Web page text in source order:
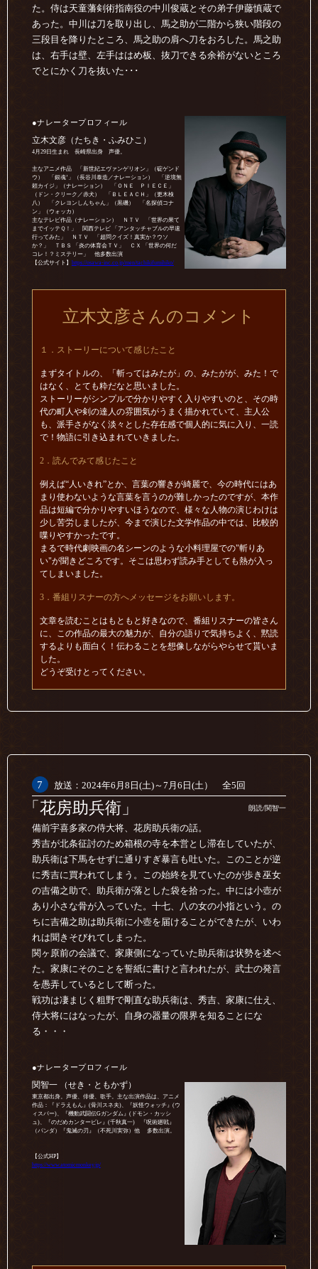
た。侍は天童藩剣術指南役の中川俊蔵とその弟子伊藤慎蔵で
あった。中川は刀を取り出し、馬之助が二階から狭い階段の
三段目を降りたところ、馬之助の肩へ刀をおろした。馬之助
は、右手は壁、左手ははめ板、抜刀できる余裕がないところ
でとにかく刀を抜いた･･･
●ナレータープロフィール
立木文彦（たちき・ふみひこ）
4月29日生まれ 長崎県出身 声優。
主なアニメ作品 「新世紀エヴァンゲリオン」（碇ゲンド
ウ） 「銀魂’」（長谷川泰造／ナレーション） 「逆境無
頼カイジ」（ナレーション） 「ＯＮＥ ＰＩＥＣＥ」
（ドン・クリーク／赤犬） 「ＢＬＥＡＣＨ」（更木検
八） 「クレヨンしんちゃん」（黒磯） 「名探偵コナ
ン」（ウォッカ）
主なテレビ作品（ナレーション） ＮＴＶ 「世界の果て
までイッテＱ！」 関西テレビ 「アンタッチャブルの早速
行ってみた」 ＮＴＶ 「超問クイズ！真実か？ウソ
か？」 ＴＢＳ 「炎の体育会ＴＶ」 ＣＸ 「世界の何だ
コレ！？ミステリー」 他多数出演
【公式サイト】 https://osawa-inc.co.jp/men/tachikifumihiko/
立木文彦さんのコメント
１．ストーリーについて感じたこと
まずタイトルの、「斬ってはみたが」の、みたがが、みた！で
はなく、とても粋だなと思いました。
ストーリーがシンプルで分かりやすく入りやすいのと、その時
代の町人や剣の達人の雰囲気がうまく描かれていて、主人公
も、派手さがなく淡々とした存在感で個人的に気に入り、一読
で！物語に引き込まれていきました。
2．読んでみて感じたこと
例えば“人いきれ”とか、言葉の響きが綺麗で、今の時代にはあ
まり使わないような言葉を言うのが難しかったのですが、本作
品は短編で分かりやすいほうなので、様々な人物の演じわけは
少し苦労しましたが、今まで演じた文学作品の中では、比較的
喋りやすかったです。
まるで時代劇映画の名シーンのような小料理屋での"斬りあ
い"が聞きどころです。そこは思わず読み手としても熱が入っ
てしまいました。
3．番組リスナーの方へメッセージをお願いします。
文章を読むことはもともと好きなので、番組リスナーの皆さん
に、この作品の最大の魅力が、自分の語りで気持ちよく、黙読
するよりも面白く！伝わることを想像しながらやらせて貰いま
した。
どうぞ受けとってください。
7 放送：2024年6月8日(土)～7月6日(土） 全5回
「花房助兵衛」 朗読/関智一
備前宇喜多家の侍大将、花房助兵衛の話。
秀吉が北条征討のため箱根の寺を本営とし滞在していたが、
助兵衛は下馬をせずに通りすぎ暴言も吐いた。このことが逆
に秀吉に買われてしまう。この始終を見ていたのが歩き巫女
の吉備之助で、助兵衛が落とした袋を拾った。中には小壺が
あり小さな骨が入っていた。十七、八の女の小指という。の
ちに吉備之助は助兵衛に小壺を届けることができたが、いわ
れは聞きそびれてしまった。
関ヶ原前の会議で、家康側になっていた助兵衛は状勢を述べ
た。家康にそのことを誓紙に書けと言われたが、武士の発言
を愚弄しているとして断った。
戦功は凄まじく粗野で剛直な助兵衛は、秀吉、家康に仕え、
侍大将にはなったが、自身の器量の限界を知ることにな
る・・・
●ナレータープロフィール
関智一 （せき・ともかず）
東京都出身。声優、俳優、歌手。主な出演作品は、アニメ
作品：『ドラえもん』(骨川スネ夫)、『妖怪ウォッチ』(ウ
ィスパー)、『機動武闘伝Gガンダム』(ドモン・カッシ
ュ)、『のだめカンタービレ』(千秋真一) 『呪術廻戦』
（パンダ）『鬼滅の刃』（不死川実弥）他 多数出演。
【公式HP】
https://www.atomicmonkey.jp/